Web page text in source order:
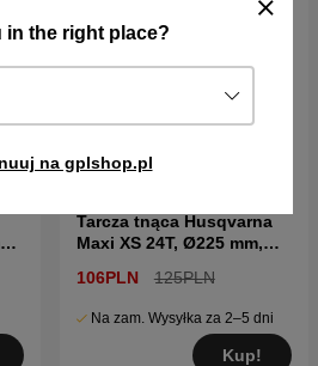
in the right place?
na gplshop.pl
Tarcza tnąca Husqvarna
Maxi XS 24T, Ø225 mm,
106PLN 125PLN
Na zam. Wysyłka za 2–5 dni
Kup!